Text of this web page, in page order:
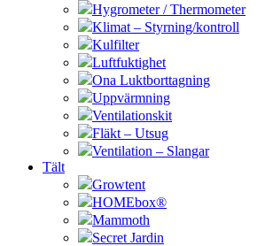
Hygrometer / Thermometer
Klimat – Styrning/kontroll
Kulfilter
Luftfuktighet
Ona Luktborttagning
Uppvärmning
Ventilationskit
Fläkt – Utsug
Ventilation – Slangar
Tält
Growtent
HOMEbox®
Mammoth
Secret Jardin